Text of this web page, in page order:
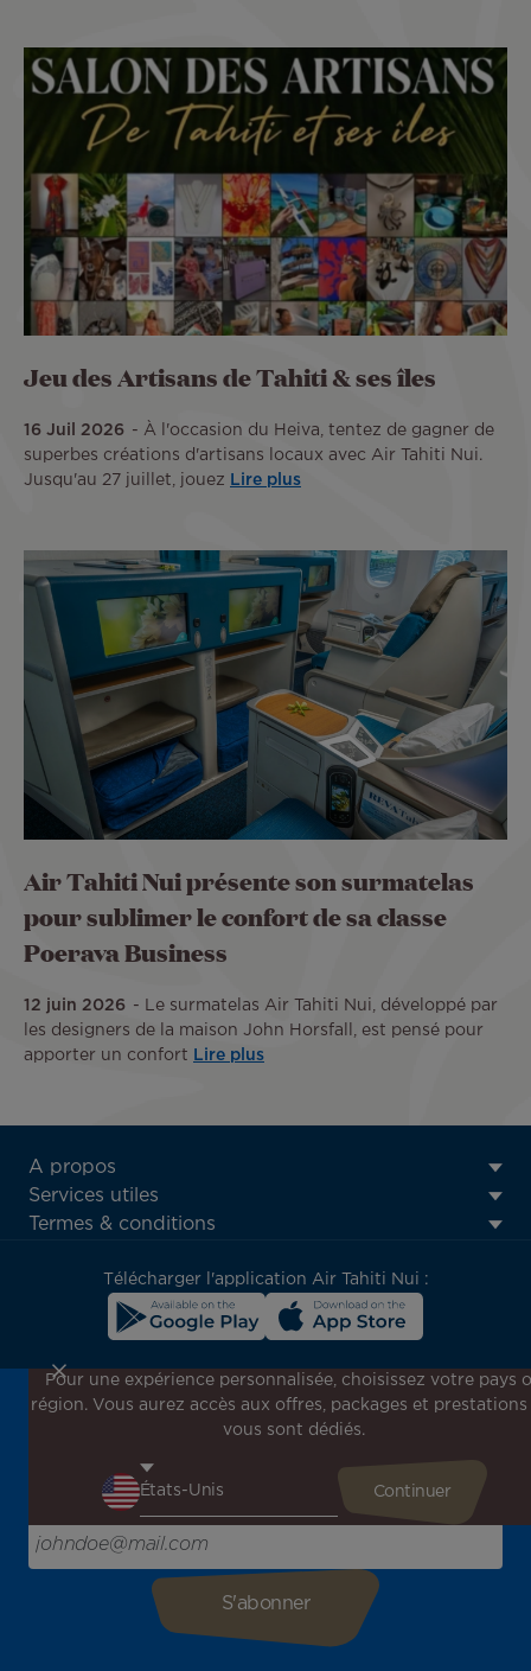
Jeu des Artisans de Tahiti & ses îles
16 Juil 2026
À l'occasion du Heiva, tentez de gagner de
superbes créations d'artisans locaux avec Air Tahiti Nui.
Jusqu'au 27 juillet, jouez
Lire plus
Air Tahiti Nui présente son surmatelas
pour sublimer le confort de sa classe
Poerava Business
12 juin 2026
Le surmatelas Air Tahiti Nui, développé par
les designers de la maison John Horsfall, est pensé pour
apporter un confort
Lire plus
ATN:
Footer
menu
A propos
Services utiles
Termes & conditions
Télécharger l'application Air Tahiti Nui :
Inscrivez-vous à notre newsletter !
Recevez en avant-première toutes nos offres spéciales et
l'inspiration pour votre prochain voyage !
Saisissez votre adresse e-mail ici
Pour une expérience personnalisée, choisissez votre pays
région. Vous aurez accès aux offres, packages et prestations
vous sont dédiés.